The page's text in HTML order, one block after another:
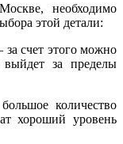
необходимо
этой детали:
счет этого можно
за пределы
количество
хороший уровень